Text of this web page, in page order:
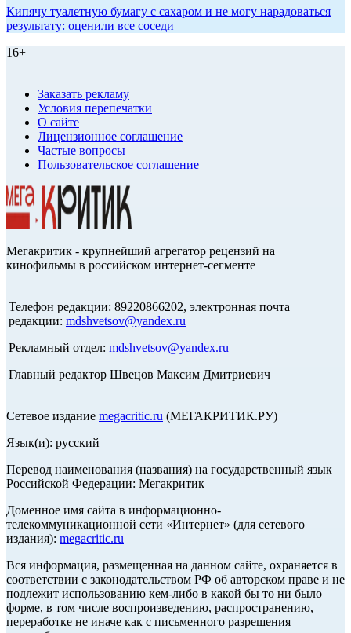
Кипячу туалетную бумагу с сахаром и не могу нарадоваться
результату: оценили все соседи
16+
Заказать рекламу
Условия перепечатки
О сайте
Лицензионное соглашение
Частые вопросы
Пользовательское соглашение
Мегакритик - крупнейший агрегатор рецензий на
кинофильмы в российском интернет-сегменте
Телефон редакции: 89220866202, электронная почта
редакции: mdshvetsov@yandex.ru
Рекламный отдел: mdshvetsov@yandex.ru
Главный редактор Швецов Максим Дмитриевич
Сетевое издание megacritic.ru (МЕГАКРИТИК.РУ)
Язык(и): русский
Перевод наименования (названия) на государственный язык
Российской Федерации: Мегакритик
Доменное имя сайта в информационно-
телекоммуникационной сети «Интернет» (для сетевого
издания): megacritic.ru
Вся информация, размещенная на данном сайте, охраняется в
соответствии с законодательством РФ об авторском праве и не
подлежит использованию кем-либо в какой бы то ни было
форме, в том числе воспроизведению, распространению,
переработке не иначе как с письменного разрешения